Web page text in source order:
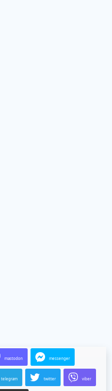
mastodon messenger
telegram twitter viber